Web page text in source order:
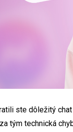
ste dôležitý
tým technická